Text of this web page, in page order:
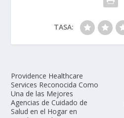
TASA:
Providence Healthcare
Services Reconocida Como
Una de las Mejores
Agencias de Cuidado de
Salud en el Hogar en